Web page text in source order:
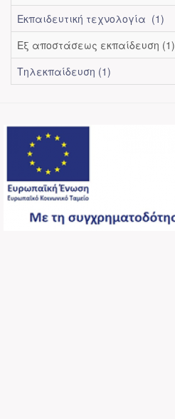
Εκπαιδευτική τεχνολογία (1)
Εξ αποστάσεως εκπαίδευση (1)
Τηλεκπαίδευση (1)